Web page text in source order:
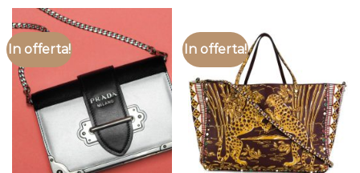
In offerta! In offerta!